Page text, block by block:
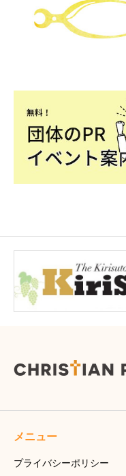
メニュー
プライバシーポリシー